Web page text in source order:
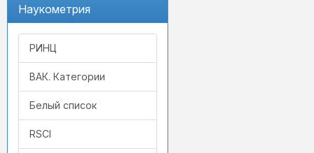
Наукометрия
РИНЦ
ВАК. Категории
Белый список
RSCI